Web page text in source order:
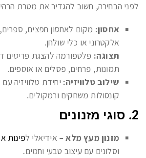
לפני הבחירה, חשוב להגדיר את מטרת
אחסון: מקום לאחסון חפצים, ספרים,
אלקטרוני או כלי שולחן.
תצוגה: פלטפורמה להצגת פריטים
תמונות, פרחים, פסלים או אוספים.
שילוב טלוויזיה: יחידת טלוויזיה
קונסולות משחקים ורמקולים.
2. סוגי מזנונים
מזנון מעץ מלא – אידיאלי לפינות
וסלונים עם עיצוב טבעי וחמים.